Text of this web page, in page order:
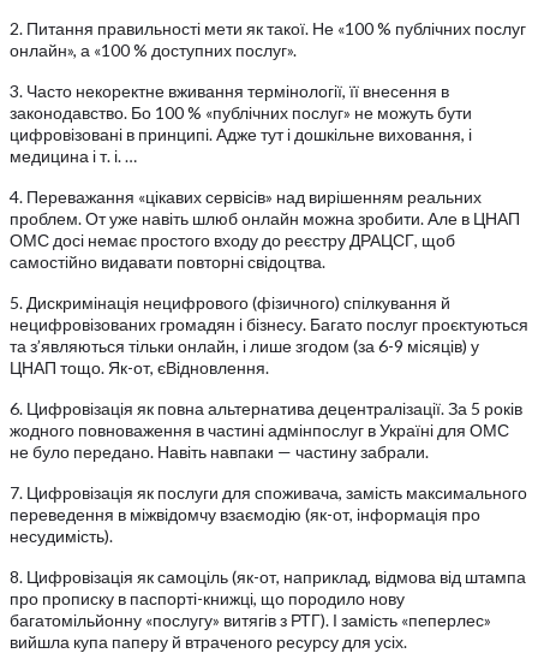
2. Питання правильності мети як такої. Не «100 % публічних послуг
онлайн», а «100 % доступних послуг».
3. Часто некоректне вживання термінології, її внесення в
законодавство. Бо 100 % «публічних послуг» не можуть бути
цифровізовані в принципі. Адже тут і дошкільне виховання, і
медицина і т. і. …
4. Переважання «цікавих сервісів» над вирішенням реальних
проблем. От уже навіть шлюб онлайн можна зробити. Але в ЦНАП
ОМС досі немає простого входу до реєстру ДРАЦСГ, щоб
самостійно видавати повторні свідоцтва.
5. Дискримінація нецифрового (фізичного) спілкування й
нецифровізованих громадян і бізнесу. Багато послуг проєктуються
та з’являються тільки онлайн, і лише згодом (за 6-9 місяців) у
ЦНАП тощо. Як-от, єВідновлення.
6. Цифровізація як повна альтернатива децентралізації. За 5 років
жодного повноваження в частині адмінпослуг в Україні для ОМС
не було передано. Навіть навпаки — частину забрали.
7. Цифровізація як послуги для споживача, замість максимального
переведення в міжвідомчу взаємодію (як-от, інформація про
несудимість).
8. Цифровізація як самоціль (як-от, наприклад, відмова від штампа
про прописку в паспорті-книжці, що породило нову
багатомільйонну «послугу» витягів з РТГ). І замість «пеперлес»
вийшла купа паперу й втраченого ресурсу для усіх.